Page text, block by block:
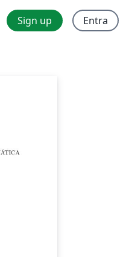
Sign up Entra